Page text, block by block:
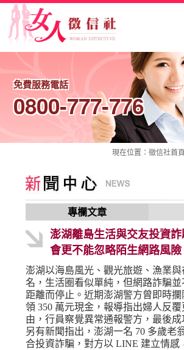
免費服務電話
0800-777-776
現在位置： 徵信社首
專欄文章
澎湖離島生活與交友投資
會更不能忽略陌生網路風險
澎湖以海島風光、觀光旅遊、漁業與
名，生活圈看似單純，但網路詐騙
距離而停止。近期澎湖警方曾即時
領 350 萬元現金，報導指出婦人反
由，行員察覺異常通報警方，最後成
另有新聞指出，澎湖一名 70 多歲老
合投資詐騙，對方以 LINE 建立情感